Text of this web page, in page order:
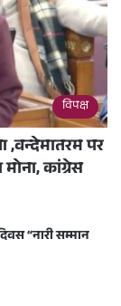
विपक्ष
,वन्देमातरम पर
कांग्रेस
“नारी सम्मान